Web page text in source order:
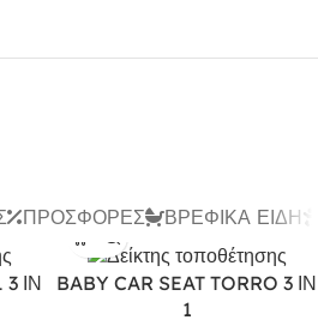
ΠΡΟΣΦΟΡΈΣ ΒΡΕΦΙΚΆ ΕΊΔΗ
3 ΙΝ
BABY CAR SEAT TORRO 3 ΙΝ
1